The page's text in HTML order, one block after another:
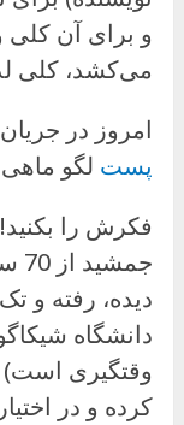
و برای آن
می‌کشد، کلی
امروز در
پست لگو
فکرش را
دیده، رفته
دانشگاه
وقتگیری
کرده و در